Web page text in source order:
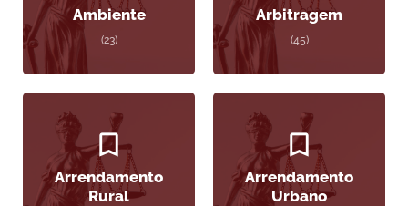
Ambiente
(23)
Arbitragem
(45)
Arrendamento
Rural
Arrendamento
Urbano